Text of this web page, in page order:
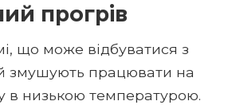
прогрів
що може відбуватися з
змушують працювати на
в низькою температурою.